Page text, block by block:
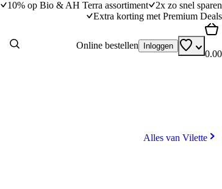
10% op Bio & AH Terra assortiment
2x zo snel sparen
Extra korting met Premium Deals
Online bestellen Inloggen
0.00
Alles van Vilette